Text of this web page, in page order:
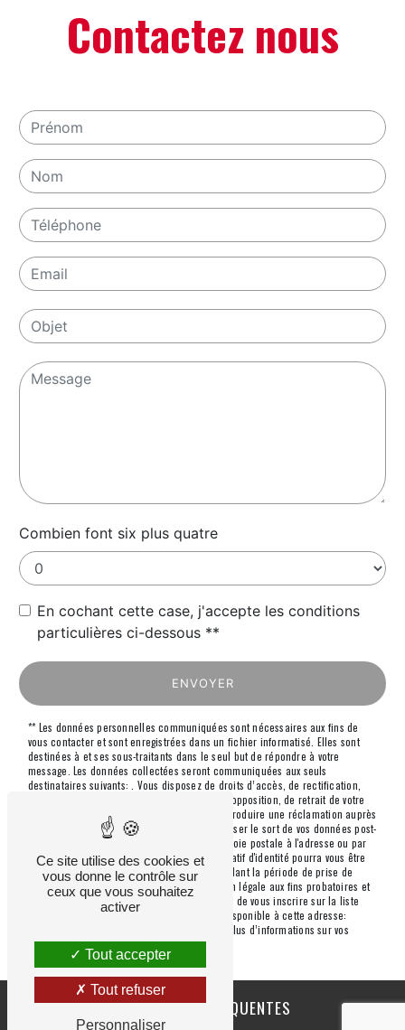
Contactez nous
Combien font six plus quatre
En cochant cette case, j'accepte les conditions
particulières ci-dessous **
ENVOYER
** Les données personnelles communiquées sont nécessaires aux fins de
vous contacter et sont enregistrées dans un fichier informatisé. Elles sont
destinées à et ses sous-traitants dans le seul but de répondre à votre
message. Les données collectées seront communiquées aux seuls
destinataires suivants: . Vous disposez de droits d’accès, de rectification,
d’effacement, de portabilité, de limitation, d’opposition, de retrait de votre
consentement à tout moment et du droit d’introduire une réclamation auprès
d’une autorité de contrôle, ainsi que d’organiser le sort de vos données post-
mortem. Vous pouvez exercer ces droits par voie postale à l'adresse ou par
courrier électronique à l'adresse . Un justificatif d'identité pourra vous être
demandé. Nous conservons vos données pendant la période de prise de
contact puis pendant la durée de prescription légale aux fins probatoires et
de gestion des contentieux. Vous avez le droit de vous inscrire sur la liste
d'opposition au démarchage téléphonique, disponible à cette adresse:
. Consultez le site cnil.fr pour plus d’informations sur vos
droits.
RECHERCHES FRÉQUENTES
Ce site utilise des cookies et
vous donne le contrôle sur
ceux que vous souhaitez
activer
Tout accepter
Tout refuser
Personnaliser